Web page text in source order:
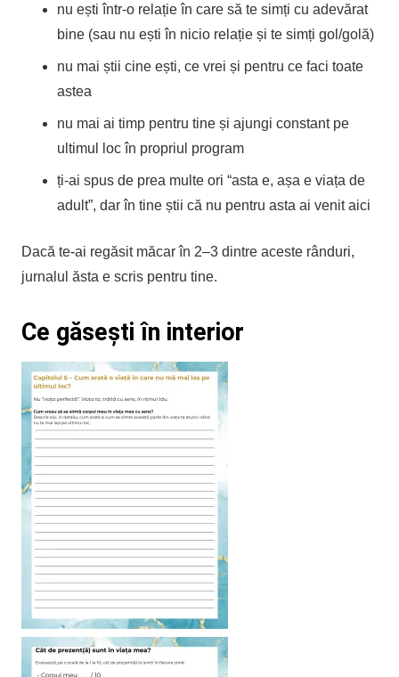
nu ești într-o relație în care să te simți cu adevărat
bine (sau nu ești în nicio relație și te simți gol/golă)
nu mai știi cine ești, ce vrei și pentru ce faci toate
astea
nu mai ai timp pentru tine și ajungi constant pe
ultimul loc în propriul program
ți-ai spus de prea multe ori “asta e, așa e viața de
adult”, dar în tine știi că nu pentru asta ai venit aici
Dacă te-ai regăsit măcar în 2–3 dintre aceste rânduri,
jurnalul ăsta e scris pentru tine.
Ce găsești în interior